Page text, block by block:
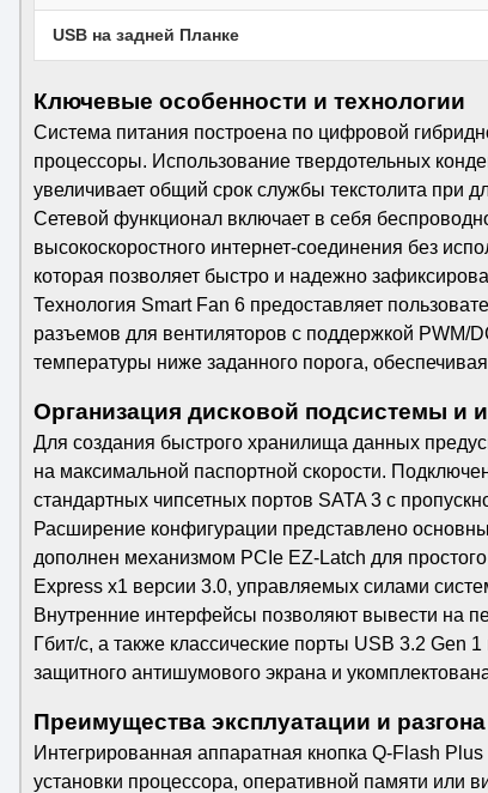
USB на задней Планке
Ключевые особенности и технологии
Система питания построена по цифровой
процессоры. Использование твердотельных
увеличивает общий срок службы текстолита при
Сетевой функционал включает в себя
высокоскоростного интернет-соединения без
которая позволяет быстро и надежно
Технология Smart Fan 6 предоставляет
разъемов для вентиляторов с поддержкой PWM/
температуры ниже заданного порога,
Организация дисковой подсистемы и
Для создания быстрого хранилища данных
на максимальной паспортной скорости.
стандартных чипсетных портов SATA 3 с
Расширение конфигурации представлено
дополнен механизмом PCIe EZ-Latch для
Express x1 версии 3.0, управляемых силами
Внутренние интерфейсы позволяют вывести на
Гбит/с, а также классические порты USB 3.2
защитного антишумового экрана и
Преимущества эксплуатации и разгона
Интегрированная аппаратная кнопка Q-Flash
установки процессора, оперативной памяти или